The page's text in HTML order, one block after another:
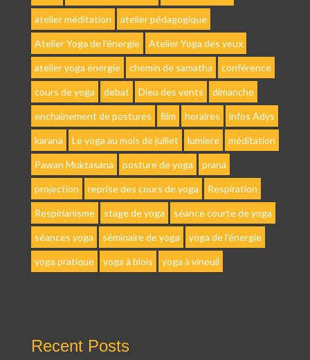
atelier méditation atelier pédagogique
Atelier Yoga de l'énergie Atelier Yoga des yeux
atelier yoga énergie chemin de samatha conférence
cours de yoga debat Dieu des vents dimanche
enchaînement de postures film horaires infos Adys
karana Le yoga au mois de juillet lumiere méditation
Pawan Muktasana posture de yoga prana
projection reprise des cours de yoga Respiration
Respirianisme stage de yoga séance courte de yoga
séances yoga séminaire de yoga yoga de l'énergie
yoga pratique yoga à blois yoga à vineuil
Recent Posts